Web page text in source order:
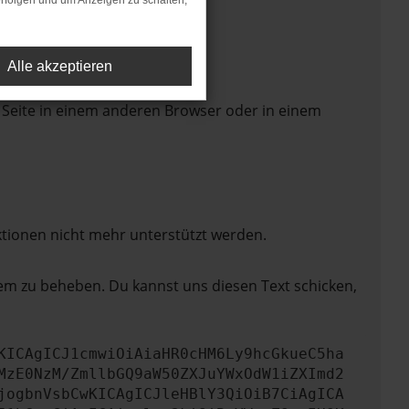
in einem anderen Browser oder in einem
nicht mehr unterstützt werden.
zu beheben. Du kannst uns diesen Text schicken,
ZmllbGQ9aW50ZXJuYWxOdW1iZXImd2
Alle akzeptieren